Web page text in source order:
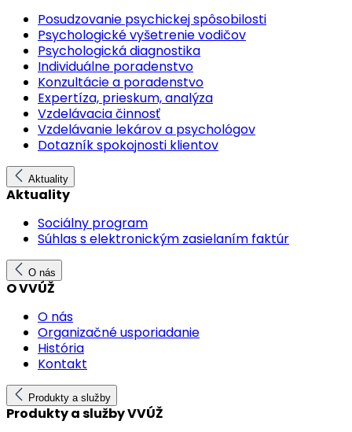
Posudzovanie psychickej spôsobilosti
Psychologické vyšetrenie vodičov
Psychologická diagnostika
Individuálne poradenstvo
Konzultácie a poradenstvo
Expertíza, prieskum, analýza
Vzdelávacia činnosť
Vzdelávanie lekárov a psychológov
Dotazník spokojnosti klientov
Aktuality
Aktuality
Sociálny program
Súhlas s elektronickým zasielaním faktúr
O nás
O VVÚŽ
O nás
Organizačné usporiadanie
História
Kontakt
Produkty a služby
Produkty a služby VVÚŽ